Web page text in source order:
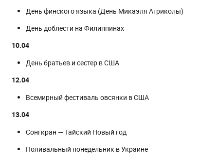
День финского языка (День Микаэля Агриколы)
День доблести на Филиппинах
10.04
День братьев и сестер в США
12.04
Всемирный фестиваль овсянки в США
13.04
Сонгкран — Тайский Новый год
Поливальный понедельник в Украине